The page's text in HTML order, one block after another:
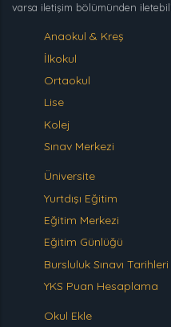
varsa iletişim bölümünden
Anaokul & Kreş
İlkokul
Ortaokul
Lise
Kolej
Sınav Merkezi
Üniversite
Yurtdışı Eğitim
Eğitim Merkezi
Eğitim Günlüğü
Bursluluk Sınavı Tarihleri
YKS Puan Hesaplama
Okul Ekle